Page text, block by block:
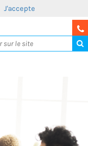
J'accepte